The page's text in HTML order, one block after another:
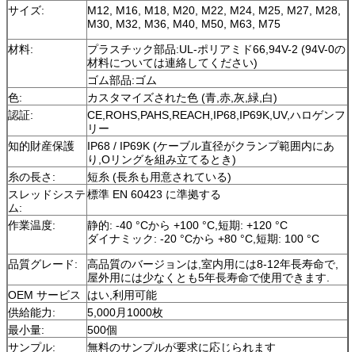
サイズ:
M12, M16, M18, M20, M22, M24, M25, M27, M28,
M30, M32, M36, M40, M50, M63, M75
材料:
プラスチック部品:UL-ポリアミド66,94V-2 (94V-0の
材料については連絡してください)
ゴム部品:ゴム
色:
カスタマイズされた色 (青,赤,灰,緑,白)
認証:
CE,ROHS,PAHS,REACH,IP68,IP69K,UV,ハロゲンフ
リー
知的財産保護
IP68 / IP69K (ケーブル直径がクランプ範囲内にあ
り,Oリングを組み立てるとき)
糸の長さ:
短糸 (長糸も用意されている)
スレッドシステ
ム:
標準 EN 60423 に準拠する
作業温度:
静的: -40 °Cから +100 °C,短期: +120 °C
ダイナミック: -20 °Cから +80 °C,短期: 100 °C
品質グレード:
高品質のバージョンは,室内用には8-12年長寿命で,
屋外用には少なくとも5年長寿命で使用できます.
OEM サービス
はい,利用可能
供給能力:
5,000月1000枚
最小量:
500個
サンプル:
無料のサンプルが要求に応じられます